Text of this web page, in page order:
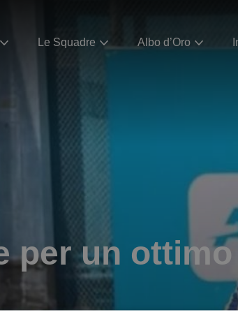
Le Squadre Albo d’Oro
per un